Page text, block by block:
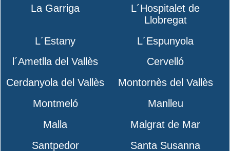
La Garriga
L´Hospitalet de
Llobregat
L´Estany
L´Espunyola
l´Ametlla del Vallès
Cervelló
Cerdanyola del Vallès
Montornès del Vallès
Montmeló
Manlleu
Malla
Malgrat de Mar
Santpedor
Santa Susanna